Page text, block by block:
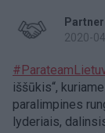
2020-
iššūkis“,
paralimpines
lyderiais,